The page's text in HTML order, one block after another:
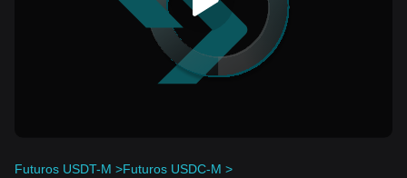
Futuros USDT-M >Futuros USDC-M >